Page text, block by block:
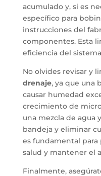
acumulado y, si es
específico para
instrucciones del
componentes. Esta
eficiencia del
No olvides revisar y
drenaje, ya que una
causar humedad
crecimiento de
una mezcla de agua
bandeja y eliminar
es fundamental
salud y mantener el
Finalmente,